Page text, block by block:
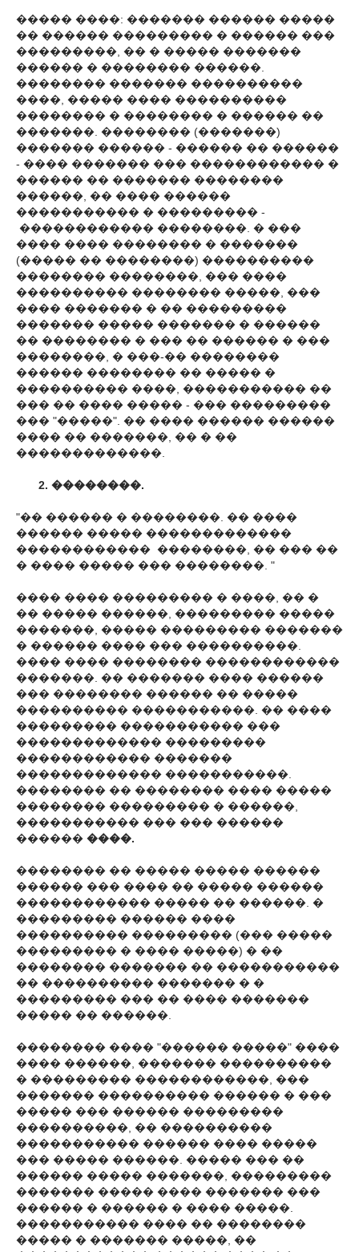
����� ����: ������� ������ �����
�� ������ ��������� � ������ ���
���������, �� � ����� �������
������ � �������� ������.
�������� ������� ����������
����, ����� ���� ����������
�������� � �������� � ������ ��
�������. �������� (�������)
������� ������ - ������ �� ������
- ���� ������� ��� ������������ �
������ �� ������� ��������
������, �� ���� ������
����������� � ��������� -
������������ ��������. � ���
���� ���� �������� � �������
(����� �� ��������) ����������
�������� ��������, ��� ����
���������� �������� �����, ���
���� ������� � �� ���������
������� ����� ������� � ������
�� �������� � ��� �� ������ � ���
��������, � ���-�� ��������
������ �������� �� ����� �
���������� ����, ����������� ��
��� �� ���� ����� - ��� ���������
��� "�����". �� ���� ������ ������
���� �� �������, �� � ��
�������������.
2. ��������.
"�� ������ � ��������. �� ����
������ ����� �������������
������������ ��������, �� ��� ��
� ���� ����� ��� ��������. "
���� ���� ��������� � ����, �� �
�� ����� ������, ��������� �����
�������, ����� ��������� �������
� ������ ���� ��� ����������.
���� ���� �������� ������������
�������. �� ������� ���� ������
��� �������� ������ �� �����
���������� �����������. �� ����
��������� ����������� ���
������������� ���������
������������ �������
������������� �����������.
�������� �� �������� ���� �����
�������� ��������� � ������,
����������� ��� ��� ������
������ ����.
�������� �� ����� ����� ������
������ ��� ���� �� ����� ������
������������ ����� �� ������. �
��������� ������ ����
���������� ��������� (��� �����
��������� � ���� �����) � ��
�������� ������� �� �����������
�� ���������� ������� � �
��������� ��� �� ���� �������
����� �� ������.
�������� ���� "������ �����" ����
���� ������, ������� ����������
� ��������� ������������, ���
������� ���������� ������ � ���
����� ��� ������ ���������
����������, �� ����������
����������� ������ ���� �����
��� ����� ������. ����� ��� ��
������ ����� �������, ���������
������� ����� ���� ������� ���
������ � ������ � ���� �����.
����������� ���� �� ��������
����� � ������� �����, ��